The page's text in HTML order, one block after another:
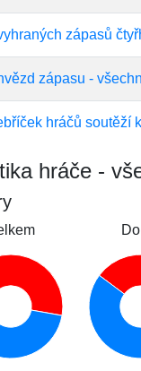
zápasů
zápasu -
hráčů soutěží
hráče -